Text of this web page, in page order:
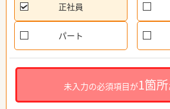
正社員
パート
未入力の必須項目が1箇所